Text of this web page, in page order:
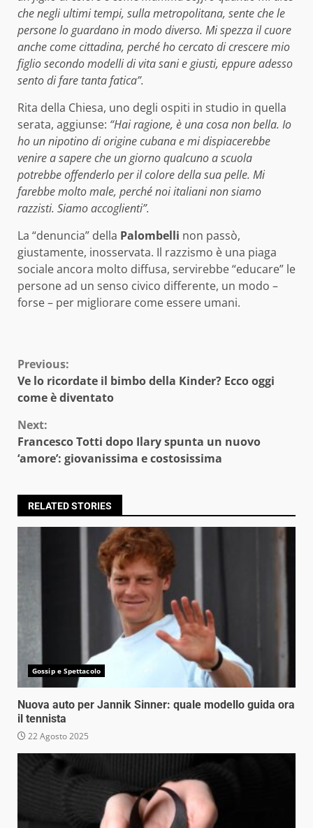
che negli ultimi tempi, sulla metropolitana, sente che le
persone lo guardano in modo diverso. Mi spezza il cuore
anche come cittadina, perché ho cercato di crescere mio
figlio secondo modelli di vita sani e giusti, eppure adesso
sento di fare tanta fatica”.
Rita della Chiesa, uno degli ospiti in studio in quella
serata, aggiunse: “Hai ragione, è una cosa non bella. Io
ho un nipotino di origine cubana e mi dispiacerebbe
venire a sapere che un giorno qualcuno a scuola
potrebbe offenderlo per il colore della sua pelle. Mi
farebbe molto male, perché noi italiani non siamo
razzisti. Siamo accoglienti”.
La “denuncia” della Palombelli non passò,
giustamente, inosservata. Il razzismo è una piaga
sociale ancora molto diffusa, servirebbe “educare” le
persone ad un senso civico differente, un modo –
forse – per migliorare come essere umani.
Continue
Reading
Previous:
Ve lo ricordate il bimbo della Kinder? Ecco oggi
come è diventato
Next:
Francesco Totti dopo Ilary spunta un nuovo
‘amore’: giovanissima e costosissima
RELATED STORIES
Gossip e Spettacolo
Nuova auto per Jannik Sinner: quale modello guida ora
il tennista
22 Agosto 2025